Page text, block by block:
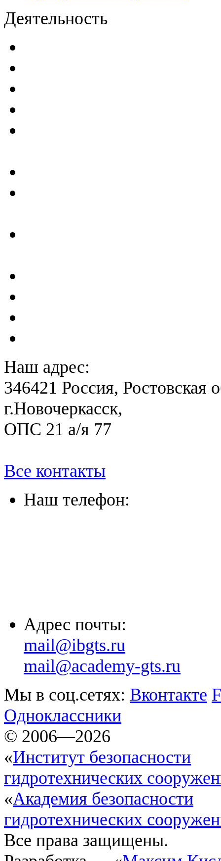
Деятельность
Наш адрес:
346421 Россия, Ростовская
г.Новочеркасск,
ОПС 21 а/я 77
Все контакты
Наш телефон:
Адрес почты:
mail@ibgts.ru
mail@academy-gts.ru
Мы в соц.сетях: Вконтакте
Одноклассники
© 2006—2026
«Институт безопасности
гидротехнических
«Академия безопасности
гидротехнических
Все права защищены.